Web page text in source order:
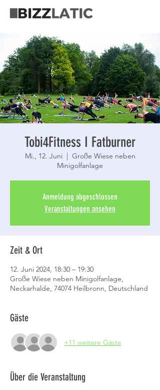
Tobi4Fitness I Fatburner
Mi., 12. Juni
  |
Große Wiese neben
Minigolfanlage
Anmeldung abgeschlossen
Veranstaltungen ansehen
Zeit & Ort
12. Juni 2024, 18:30 – 19:30
Große Wiese neben Minigolfanlage,
Neckarhalde, 74074 Heilbronn, Deutschland
Gäste
+11 weitere Gäste
Über die Veranstaltung